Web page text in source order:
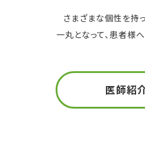
さまざまな個性を持
一丸となって、患者様
医師紹